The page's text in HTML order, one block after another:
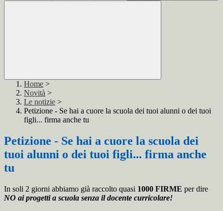
Home >
Novità >
Le notizie >
Petizione - Se hai a cuore la scuola dei tuoi alunni o dei tuoi
figli... firma anche tu
Petizione - Se hai a cuore la scuola dei
tuoi alunni o dei tuoi figli... firma anche
tu
In soli 2 giorni abbiamo già raccolto quasi 1000 FIRME per dire
NO ai progetti a scuola senza il docente curricolare!